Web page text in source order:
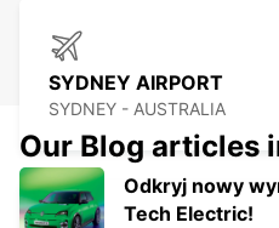
SYDNEY AIRPORT
SYDNEY - AUSTRALIA
Our Blog articles
Odkryj nowy
Tech Electric!